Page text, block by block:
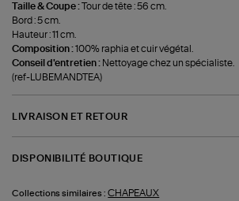
Taille & Coupe :Tour de tête : 56 cm.
Bord : 5 cm.
Hauteur : 11 cm.
Composition :100% raphia et cuir végétal.
Conseil d'entretien : Nettoyage chez un spécialiste.
(ref-LUBEMANDTEA)
LIVRAISON ET RETOUR
DISPONIBILITÉ BOUTIQUE
Collections similaires : CHAPEAUX